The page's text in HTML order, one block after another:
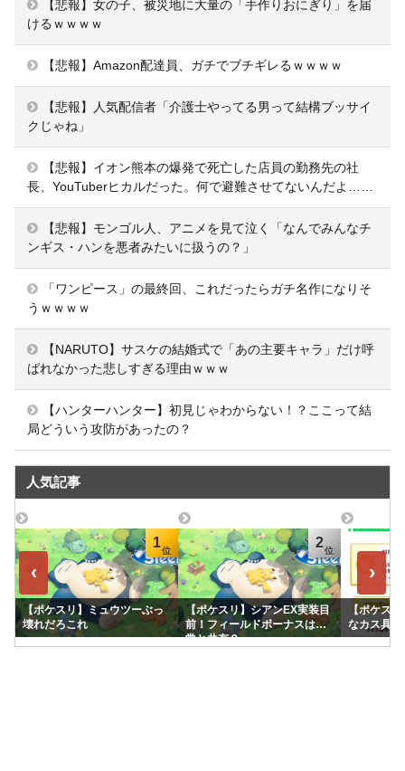
【悲報】女の子、被災地に大量の「手作りおにぎり」を届
けるｗｗｗｗ
【悲報】Amazon配達員、ガチでブチギレるｗｗｗｗ
【悲報】人気配信者「介護士やってる男って結構ブッサイ
クじゃね」
【悲報】イオン熊本の爆発で死亡した店員の勤務先の社
長、YouTuberヒカルだった。何で避難させてないんだよ……
【悲報】モンゴル人、アニメを見て泣く「なんでみんなチ
ンギス・ハンを悪者みたいに扱うの？」
「ワンピース」の最終回、これだったらガチ名作になりそ
うｗｗｗｗ
【NARUTO】サスケの結婚式で「あの主要キャラ」だけ呼
ばれなかった悲しすぎる理由ｗｗｗ
【ハンターハンター】初見じゃわからない！？ここって結
局どういう攻防があったの？
人気記事
‹
1
【ポケスリ】ミュウツーぶっ
壊れだろこれ
2
【ポケスリ】シアンEX実装目
前！フィールドボーナスは通
常と共有？
【ポケス
なカス具合
›